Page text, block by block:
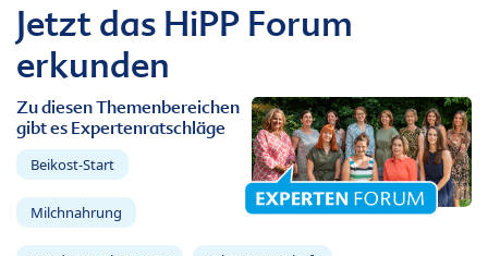
Jetzt das HiPP Forum
erkunden
Zu diesen Themenbereichen
gibt es Expertenratschläge
Beikost-Start
Milchnahrung